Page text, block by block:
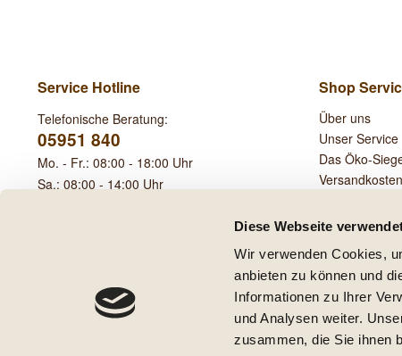
Diese Webseite
Wir verwenden Cookies,
anbieten zu können und
Informationen zu Ihrer
und Analysen weiter.
zusammen, die Sie ihnen
Service Hotline
Telefonische Beratung:
05951 840
Mo. - Fr.: 08:00 - 18:00 Uhr
Sa.: 08:00 - 14:00 Uhr
Shop
Über uns
Unser Service
Das Öko-
Versandkosten
* Alle Preise inkl.
** Gilt für Lieferungen